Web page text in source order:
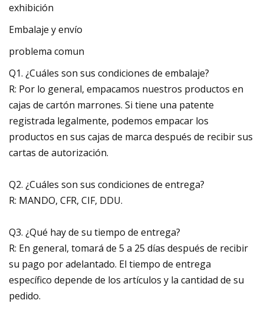
exhibición
Embalaje y envío
problema comun
Q1. ¿Cuáles son sus condiciones de embalaje?
R: Por lo general, empacamos nuestros productos en
cajas de cartón marrones. Si tiene una patente
registrada legalmente, podemos empacar los
productos en sus cajas de marca después de recibir sus
cartas de autorización.
Q2. ¿Cuáles son sus condiciones de entrega?
R: MANDO, CFR, CIF, DDU.
Q3. ¿Qué hay de su tiempo de entrega?
R: En general, tomará de 5 a 25 días después de recibir
su pago por adelantado. El tiempo de entrega
específico depende de los artículos y la cantidad de su
pedido.